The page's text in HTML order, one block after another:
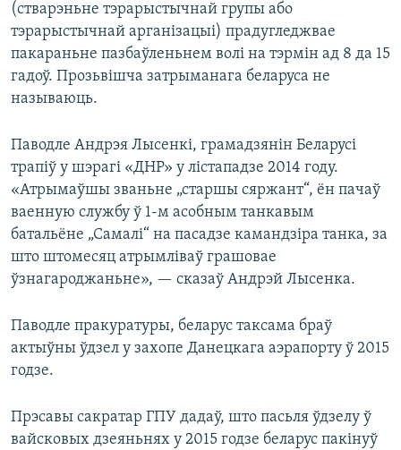
(стварэньне тэрарыстычнай групы або
тэрарыстычнай арганізацыі) прадугледжвае
пакараньне пазбаўленьнем волі на тэрмін ад 8 да 15
гадоў. Прозьвішча затрыманага беларуса не
называюць.
Паводле Андрэя Лысенкі, грамадзянін Беларусі
трапіў у шэрагі «ДНР» у лістападзе 2014 году.
«Атрымаўшы званьне „старшы сяржант“, ён пачаў
ваенную службу ў 1-м асобным танкавым
батальёне „Самалі“ на пасадзе камандзіра танка, за
што штомесяц атрымліваў грашовае
ўзнагароджаньне», — сказаў Андрэй Лысенка.
Паводле пракуратуры, беларус таксама браў
актыўны ўдзел у захопе Данецкага аэрапорту ў 2015
годзе.
Прэсавы сакратар ГПУ дадаў, што пасьля ўдзелу ў
вайсковых дзеяньнях у 2015 годзе беларус пакінуў